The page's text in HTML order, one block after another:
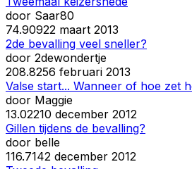
door Saar80
74.90922 maart 2013
2de bevalling veel sneller?
door 2dewondertje
208.8256 februari 2013
Valse start... Wanneer of hoe zet
door Maggie
13.02210 december 2012
Gillen tijdens de bevalling?
door belle
116.7142 december 2012